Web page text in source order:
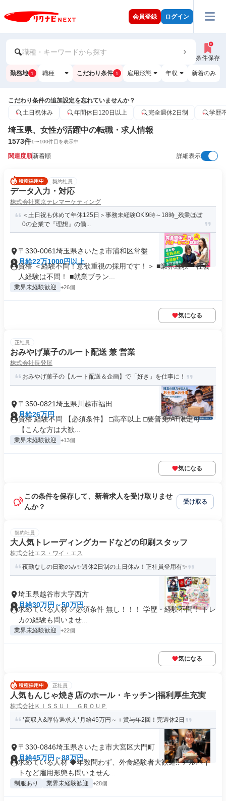
会員登録 ログイン
職種・キーワードから探す
条件保存
勤務地 1 職種 こだわり条件 1 雇用形態 年収 新着のみ
こだわり条件の追加設定を忘れていませんか？
土日祝休み
年間休日120日以上 完全週休2日制 学歴
埼玉県、女性が活躍中の転職・求人情報
1573件1〜100件目を表示中
関連度順新着順 詳細表示
契約社員
データ入力・対応
株式会社東京テレマーケティング
＜土日祝も休めて年休125日＞事務未経験OK!9時～18時_残業ほぼ
0の企業で『理想』の働...
〒330-0061埼玉県さいたま市浦和区常盤
月給22万1000円以上
資格 ＜経験不問！意欲重視の採用です！＞ ■業界経験・社会
人経験は不問！ ■就業ブラン...
業界未経験歓迎 +26個
気になる
正社員
おみやげ菓子のルート配送 兼 営業
株式会社長登屋
おみやげ菓子の【ルート配送＆企画】で「好き」を仕事に！
〒350-0821埼玉県川越市福田
月給26万円
資格 経験不問 【必須条件】 □高卒以上 □要普免/AT限定可
【こんな方は大歓...
業界未経験歓迎 +13個
気になる
この条件を保存して、新着求人を受け取りませ
んか？
受け取る
契約社員
大人気トレーディングカードなどの印刷スタッフ
株式会社エス・ワイ・エス
夜勤なしの日勤のみ✨週休2日制の土日休み！正社員登用有✨
埼玉県越谷市大字西方
月給30万円～50万円
求めている人材 ✅必須条件 無し！！！ 学歴・経験不問！ トレ
カの経験も問いませ...
業界未経験歓迎 +22個
気になる
正社員
人気もんじゃ焼き店のホール・キッチン|福利厚生充実
株式会社ＫＩＳＳＵＩ ＧＲＯＵＰ
*高収入&厚待遇求人*月給45万円～＋賞与年2回！完週休2日
〒330-0846埼玉県さいたま市大宮区大門町
月給45万円～88万円
求めている人材 ◆年数問わず、外食経験者大歓迎!! アルバイ
トなど雇用形態も問いません...
制服あり 業界未経験歓迎 +28個